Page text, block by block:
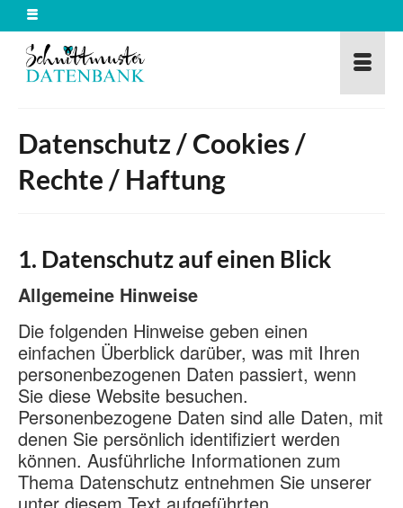
Datenschutz / Cookies /
Rechte / Haftung
1. Datenschutz auf einen Blick
Allgemeine Hinweise
Die folgenden Hinweise geben einen
einfachen Überblick darüber, was mit Ihren
personenbezogenen Daten passiert, wenn
Sie diese Website besuchen.
Personenbezogene Daten sind alle Daten, mit
denen Sie persönlich identifiziert werden
können. Ausführliche Informationen zum
Thema Datenschutz entnehmen Sie unserer